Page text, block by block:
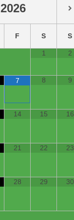
2026
F S S
1 2
7 8 9
14 15 16
21 22 23
28 29 30